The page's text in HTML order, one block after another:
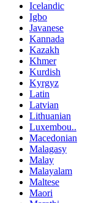
Icelandic
Igbo
Javanese
Kannada
Kazakh
Khmer
Kurdish
Kyrgyz
Latin
Latvian
Lithuanian
Luxembou..
Macedonian
Malagasy
Malay
Malayalam
Maltese
Maori